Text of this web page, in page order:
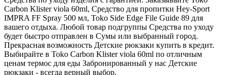
Carbon Klister viola 60ml, Cредство для пропитки Hey-Sport
IMPRA FF Spray 500 мл, Toko Side Edge File Guide 89 для
вашего отдыха. Любой товар подгруппы Средства по уходу
будет быстро отправлен в Сумы или выбранный город.
Прекрасная возможность Детские рюкзаки купить в кредит.
Выбирайте в Toko Carbon Klister viola 60ml по отличным
ценам термос для еды Забронированный у нас Детские
рюкзаки - всегда верный выбор.